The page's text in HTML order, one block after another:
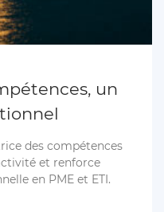
un
des compétences
et renforce
en PME et ETI.